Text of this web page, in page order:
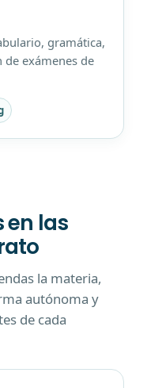
gramática,
exámenes de
las
la materia,
autónoma y
de cada